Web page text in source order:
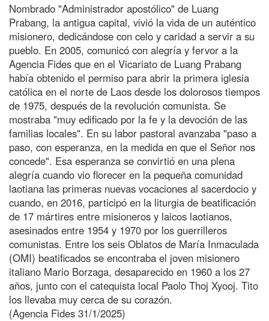
Nombrado "Administrador apostólico" de Luang
Prabang, la antigua capital, vivió la vida de un auténtico
misionero, dedicándose con celo y caridad a servir a su
pueblo. En 2005, comunicó con alegría y fervor a la
Agencia Fides que en el Vicariato de Luang Prabang
había obtenido el permiso para abrir la primera iglesia
católica en el norte de Laos desde los dolorosos tiempos
de 1975, después de la revolución comunista. Se
mostraba "muy edificado por la fe y la devoción de las
familias locales". En su labor pastoral avanzaba "paso a
paso, con esperanza, en la medida en que el Señor nos
concede". Esa esperanza se convirtió en una plena
alegría cuando vio florecer en la pequeña comunidad
laotiana las primeras nuevas vocaciones al sacerdocio y
cuando, en 2016, participó en la liturgia de beatificación
de 17 mártires entre misioneros y laicos laotianos,
asesinados entre 1954 y 1970 por los guerrilleros
comunistas. Entre los seis Oblatos de María Inmaculada
(OMI) beatificados se encontraba el joven misionero
italiano Mario Borzaga, desaparecido en 1960 a los 27
años, junto con el catequista local Paolo Thoj Xyooj. Tito
los llevaba muy cerca de su corazón.
(Agencia Fides 31/1/2025)